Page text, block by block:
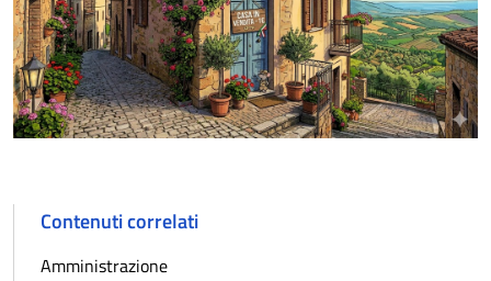
Contenuti correlati
Amministrazione